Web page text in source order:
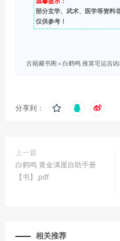
温馨提示：
部分玄学、武术、医学等资料
仅供参考！
古籍藏书阁 » 白鹤鸣 推算宅运吉
分享到：
上一篇
白鹤鸣 黄金满屋自助手册
【书】.pdf
相关推荐